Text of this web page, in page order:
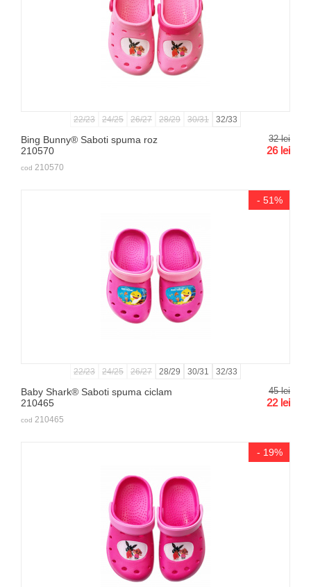
22/23 24/25 26/27 28/29 30/31 32/33
Bing Bunny® Saboti spuma roz
210570
32 lei
26 lei
cod 210570
- 51%
22/23 24/25 26/27 28/29 30/31 32/33
Baby Shark® Saboti spuma ciclam
210465
45 lei
22 lei
cod 210465
- 19%